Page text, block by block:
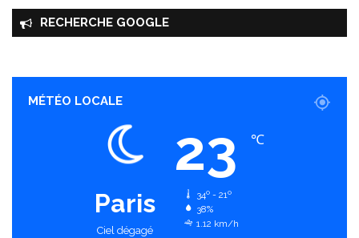
RECHERCHE GOOGLE
MÉTÉO LOCALE
Paris
Ciel dégagé
23 ℃
34º - 21º
38%
1.12 km/h